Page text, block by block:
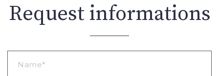
Request informations